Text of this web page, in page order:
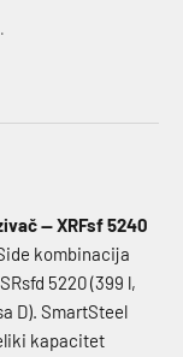
— XRFsf 5240
kombinacija
5220 (399 l,
D). SmartSteel
kapacitet